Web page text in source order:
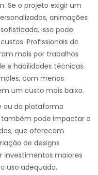
Se o projeto exigir um
animações
isso pode
Profissionais de
mais por trabalhos
e habilidades técnicas.
com menos
um custo mais baixo.
ou da plataforma
pode impactar o
que oferecem
de designs
investimentos maiores
uso adequado.